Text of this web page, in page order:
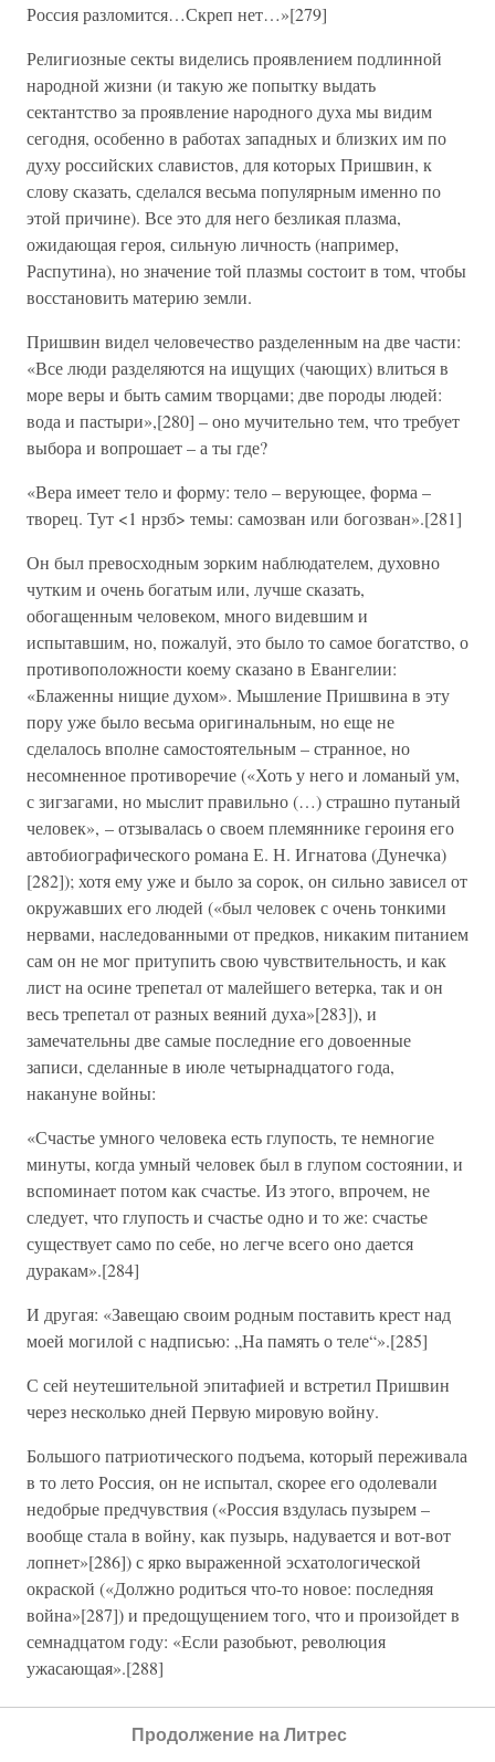
Россия разломится…Скреп нет…»[279]
Религиозные секты виделись проявлением подлинной
народной жизни (и такую же попытку выдать
сектантство за проявление народного духа мы видим
сегодня, особенно в работах западных и близких им по
духу российских славистов, для которых Пришвин, к
слову сказать, сделался весьма популярным именно по
этой причине). Все это для него безликая плазма,
ожидающая героя, сильную личность (например,
Распутина), но значение той плазмы состоит в том, чтобы
восстановить материю земли.
Пришвин видел человечество разделенным на две части:
«Все люди разделяются на ищущих (чающих) влиться в
море веры и быть самим творцами; две породы людей:
вода и пастыри»,[280] – оно мучительно тем, что требует
выбора и вопрошает – а ты где?
«Вера имеет тело и форму: тело – верующее, форма –
творец. Тут <1 нрзб> темы: самозван или богозван».[281]
Он был превосходным зорким наблюдателем, духовно
чутким и очень богатым или, лучше сказать,
обогащенным человеком, много видевшим и
испытавшим, но, пожалуй, это было то самое богатство, о
противоположности коему сказано в Евангелии:
«Блаженны нищие духом». Мышление Пришвина в эту
пору уже было весьма оригинальным, но еще не
сделалось вполне самостоятельным – странное, но
несомненное противоречие («Хоть у него и ломаный ум,
с зигзагами, но мыслит правильно (…) страшно путаный
человек», – отзывалась о своем племяннике героиня его
автобиографического романа Е. Н. Игнатова (Дунечка)
[282]); хотя ему уже и было за сорок, он сильно зависел от
окружавших его людей («был человек с очень тонкими
нервами, наследованными от предков, никаким питанием
сам он не мог притупить свою чувствительность, и как
лист на осине трепетал от малейшего ветерка, так и он
весь трепетал от разных веяний духа»[283]), и
замечательны две самые последние его довоенные
записи, сделанные в июле четырнадцатого года,
накануне войны:
«Счастье умного человека есть глупость, те немногие
минуты, когда умный человек был в глупом состоянии, и
вспоминает потом как счастье. Из этого, впрочем, не
следует, что глупость и счастье одно и то же: счастье
существует само по себе, но легче всего оно дается
дуракам».[284]
И другая: «Завещаю своим родным поставить крест над
моей могилой с надписью: „На память о теле“».[285]
С сей неутешительной эпитафией и встретил Пришвин
через несколько дней Первую мировую войну.
Большого патриотического подъема, который переживала
в то лето Россия, он не испытал, скорее его одолевали
недобрые предчувствия («Россия вздулась пузырем –
вообще стала в войну, как пузырь, надувается и вот-вот
лопнет»[286]) с ярко выраженной эсхатологической
окраской («Должно родиться что-то новое: последняя
война»[287]) и предощущением того, что и произойдет в
семнадцатом году: «Если разобьют, революция
ужасающая».[288]
Он был совершенно мирным человеком, чуть ли не
пацифистом (едва не подрался с неким Лапиным, по-
Продолжение на Литрес